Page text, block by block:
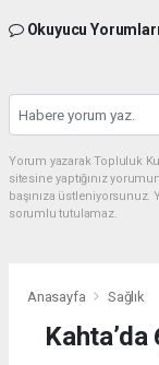
Okuyucu Yorumları
Yorum yazarak Topluluk
sitesine yaptığınız
başınıza
sorumlu tutulamaz.
Anasayfa Sağlık